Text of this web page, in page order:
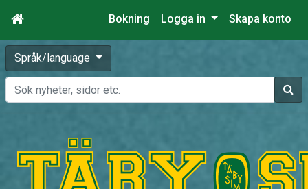
Bokning Logga in Skapa konto
Språk/language
Sök